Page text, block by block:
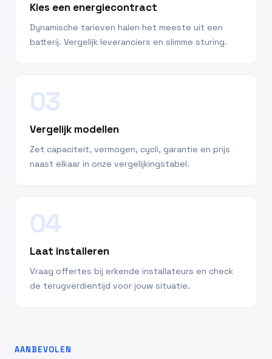
Kies een energiecontract
Dynamische tarieven halen het meeste uit een
batterij. Vergelijk leveranciers en slimme sturing.
03
Vergelijk modellen
Zet capaciteit, vermogen, cycli, garantie en prijs
naast elkaar in onze vergelijkingstabel.
04
Laat installeren
Vraag offertes bij erkende installateurs en check
de terugverdientijd voor jouw situatie.
AANBEVOLEN